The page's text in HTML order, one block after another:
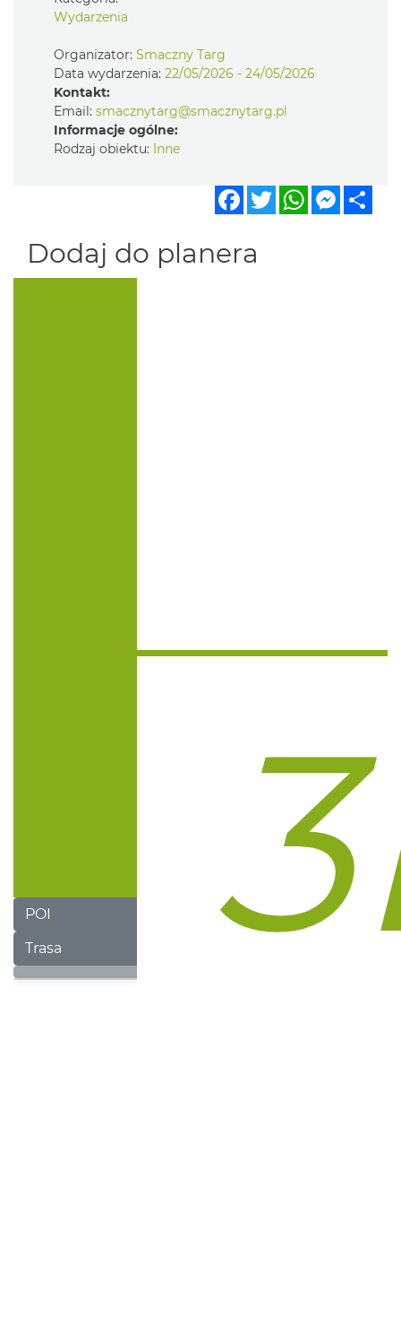
Wydarzenia
Organizator: Smaczny Targ
Data wydarzenia: 22/05/2026 - 24/05/2026
Kontakt:
Email: smacznytarg@smacznytarg.pl
Informacje ogólne:
Rodzaj obiektu: Inne
FacebookTwitterWhatsApp
Dodaj do planera
POI
Trasa